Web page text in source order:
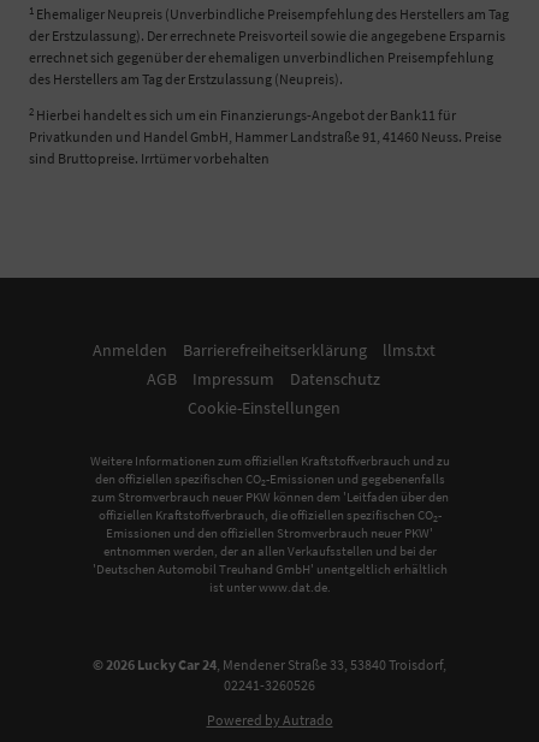
1 Ehemaliger Neupreis (Unverbindliche Preisempfehlung des Herstellers am Tag
der Erstzulassung). Der errechnete Preisvorteil sowie die angegebene Ersparnis
errechnet sich gegenüber der ehemaligen unverbindlichen Preisempfehlung
des Herstellers am Tag der Erstzulassung (Neupreis).
2 Hierbei handelt es sich um ein Finanzierungs-Angebot der Bank11 für
Privatkunden und Handel GmbH, Hammer Landstraße 91, 41460 Neuss. Preise
sind Bruttopreise. Irrtümer vorbehalten
Anmelden Barrierefreiheitserklärung
llms.txt
AGB
Impressum
Datenschutz
Cookie-Einstellungen
Weitere Informationen zum offiziellen Kraftstoffverbrauch und zu
den offiziellen spezifischen CO2-Emissionen und gegebenenfalls
zum Stromverbrauch neuer PKW können dem 'Leitfaden über den
offiziellen Kraftstoffverbrauch, die offiziellen spezifischen CO2-
Emissionen und den offiziellen Stromverbrauch neuer PKW'
entnommen werden, der an allen Verkaufsstellen und bei der
'Deutschen Automobil Treuhand GmbH' unentgeltlich erhältlich
ist unter www.dat.de.
© 2026 Lucky Car 24, Mendener Straße 33, 53840Troisdorf,
02241-3260526
Powered by Autrado